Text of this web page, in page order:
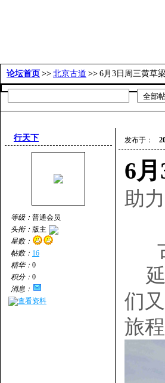
论坛首页 >> 北京古道 >> 6月3日周三黄草
行天下
等级： 普通会员
头衔： 版主
星数：
帖数： 16
精华： 0
积分： 0
消息：
查看资料
发布于：
6
助
延
们
旅程